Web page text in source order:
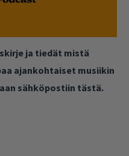
ja tiedät mistä
ajankohtaiset musiikin
sähköpostiin tästä.